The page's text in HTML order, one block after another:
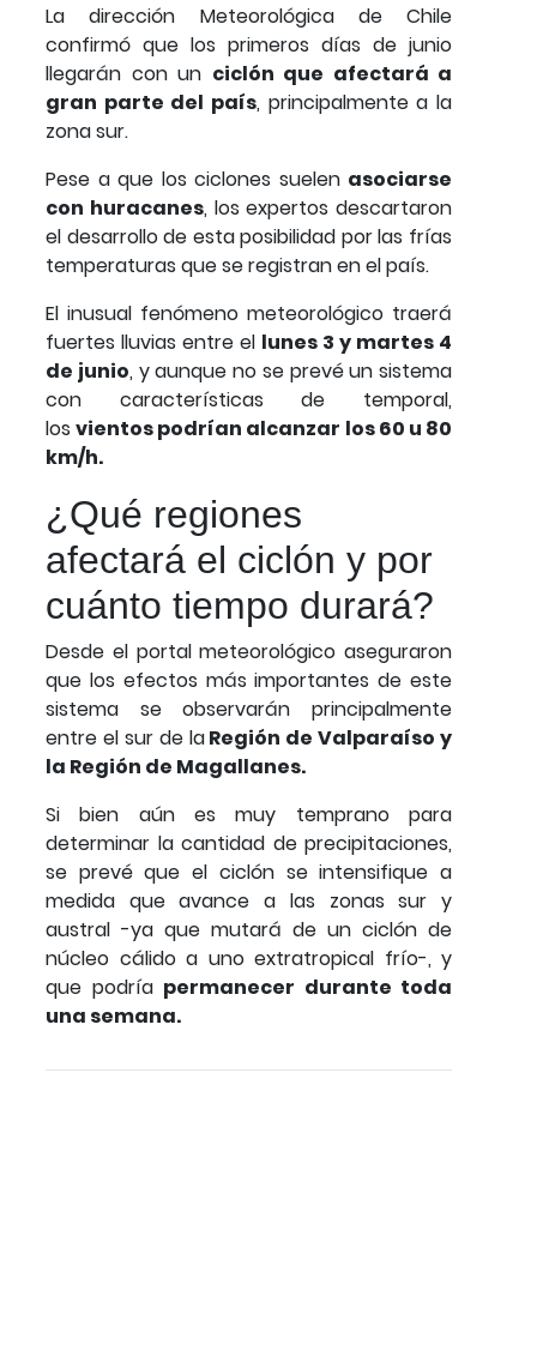
La dirección Meteorológica de Chile
confirmó que los primeros días de junio
llegarán con un ciclón que afectará a
gran parte del país, principalmente a la
zona sur.
Pese a que los ciclones suelen asociarse
con huracanes, los expertos descartaron
el desarrollo de esta posibilidad por las frías
temperaturas que se registran en el país.
El inusual fenómeno meteorológico traerá
fuertes lluvias entre el lunes 3 y martes 4
de junio, y aunque no se prevé un sistema
con características de temporal,
losvientos podrían alcanzar los 60 u 80
km/h.
¿Qué regiones
afectará el ciclón y por
cuánto tiempo durará?
Desde el portal meteorológico aseguraron
que los efectos más importantes de este
sistema se observarán principalmente
entre el sur de laRegión de Valparaíso y
la Región de Magallanes.
Si bien aún es muy temprano para
determinar la cantidad de precipitaciones,
se prevé que el ciclón se intensifique a
medida que avance a las zonas sur y
austral -ya que mutará de un ciclón de
núcleo cálido a uno extratropical frío-, y
que podría permanecer durante toda
una semana.